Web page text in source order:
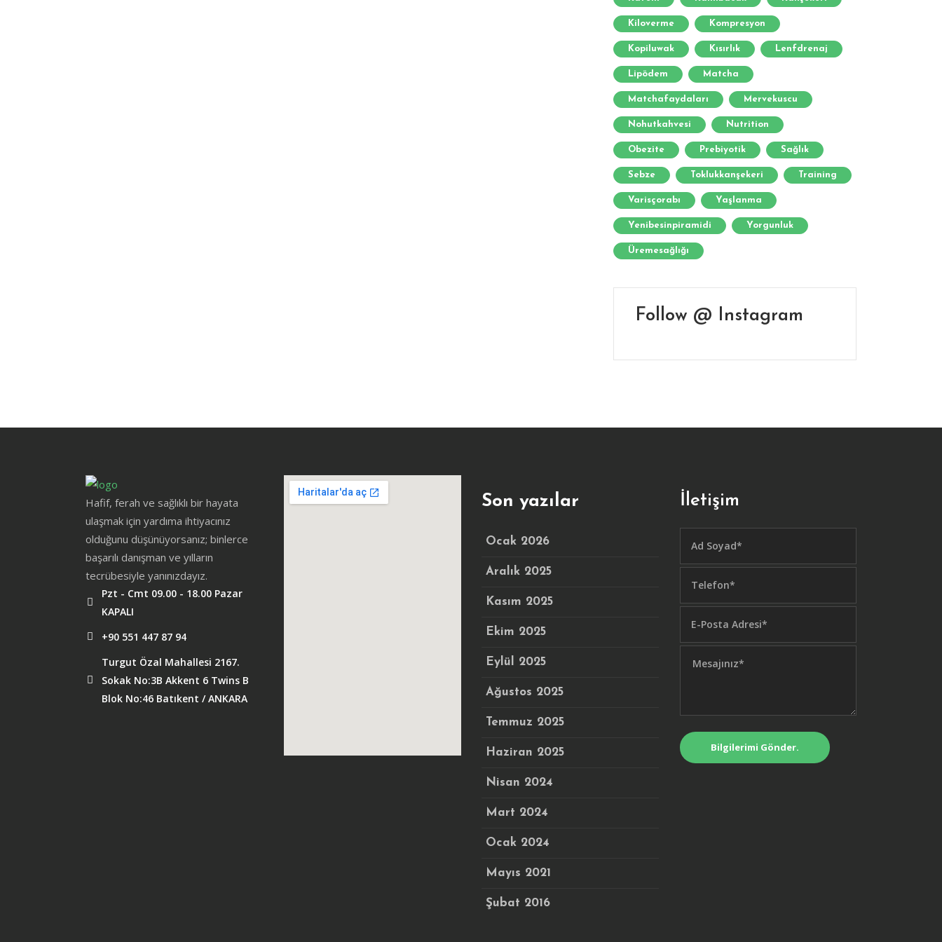
Kiloverme Kompresyon
Kopiluwak Kısırlık Lenfdrenaj
Lipödem Matcha
Matchafaydaları Mervekuscu
Nohutkahvesi Nutrition
Obezite Prebiyotik Sağlık
Sebze Toklukkanşekeri Training
Varisçorabı Yaşlanma
Yenibesinpiramidi Yorgunluk
Üremesağlığı
Follow @ Instagram
Hafif, ferah ve sağlıklı bir hayata
ulaşmak için yardıma ihtiyacınız
olduğunu düşünüyorsanız; binlerce
başarılı danışman ve yılların
tecrübesiyle yanınızdayız.
Pzt - Cmt 09.00 - 18.00 Pazar
KAPALI
+90 551 447 87 94
Turgut Özal Mahallesi 2167.
Sokak No:3B Akkent 6 Twins B
Blok No:46 Batıkent / ANKARA
Son yazılar
Ocak 2026
Aralık 2025
Kasım 2025
Ekim 2025
Eylül 2025
Ağustos 2025
Temmuz 2025
Haziran 2025
Nisan 2024
Mart 2024
Ocak 2024
Mayıs 2021
Şubat 2016
İletişim